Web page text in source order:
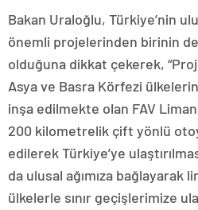
Bakan Uraloğlu, Türkiye’nin
önemli projelerinden birinin
olduğuna dikkat çekerek,
Asya ve Basra Körfezi
inşa edilmekte olan FAV
200 kilometrelik çift yönlü
edilerek Türkiye’ye
da ulusal ağımıza bağlayarak
ülkelerle sınır geçişlerimize